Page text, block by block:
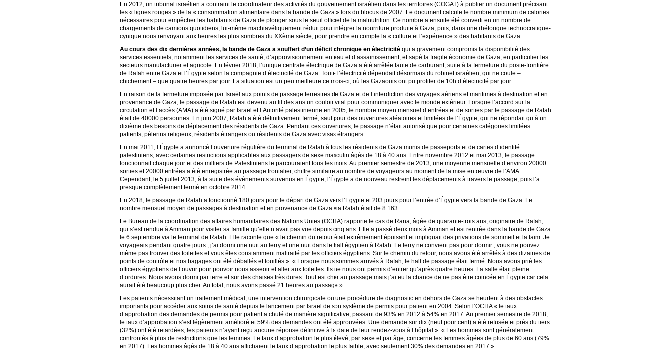
En 2012, un tribunal israélien a contraint le coordinateur des activités du gouvernement israélien dans les territoires (COGAT) à publier un document précisant
les « lignes rouges » de la « consommation alimentaire dans la bande de Gaza » lors du blocus de 2007. Le document calcule le nombre minimum de calories
nécessaires pour empêcher les habitants de Gaza de plonger sous le seuil officiel de la malnutrition. Ce nombre a ensuite été converti en un nombre de
chargements de camions quotidiens, lui-même machiavéliquement réduit pour intégrer la nourriture produite à Gaza, puis, dans une rhétorique technocratique-
cynique nous renvoyant aux heures les plus sombres du XXème siècle, pour prendre en compte la « culture et l’expérience » des habitants de Gaza.
Au cours des dix dernières années, la bande de Gaza a souffert d’un déficit chronique en électricité qui a gravement compromis la disponibilité des
services essentiels, notamment les services de santé, d’approvisionnement en eau et d’assainissement, et sapé la fragile économie de Gaza, en particulier les
secteurs manufacturier et agricole. En février 2018, l’unique centrale électrique de Gaza a été arrêtée faute de carburant, suite à la fermeture du poste-frontière
de Rafah entre Gaza et l’Égypte selon la compagnie d’électricité de Gaza. Toute l’électricité dépendait désormais du robinet israélien, qui ne coule –
chichement – que quatre heures par jour. La situation est un peu meilleure ce mois-ci, où les Gazaouis ont pu profiter de 10h d’électricité par jour.
En raison de la fermeture imposée par Israël aux points de passage terrestres de Gaza et de l’interdiction des voyages aériens et maritimes à destination et en
provenance de Gaza, le passage de Rafah est devenu au fil des ans un couloir vital pour communiquer avec le monde extérieur. Lorsque l’accord sur la
circulation et l’accès (AMA) a été signé par Israël et l’Autorité palestinienne en 2005, le nombre moyen mensuel d’entrées et de sorties par le passage de Rafah
était de 40000 personnes. En juin 2007, Rafah a été définitivement fermé, sauf pour des ouvertures aléatoires et limitées de l’Égypte, qui ne répondait qu’à un
dixième des besoins de déplacement des résidents de Gaza. Pendant ces ouvertures, le passage n’était autorisé que pour certaines catégories limitées :
patients, pèlerins religieux, résidents étrangers ou résidents de Gaza avec visas étrangers.
En mai 2011, l’Égypte a annoncé l’ouverture régulière du terminal de Rafah à tous les résidents de Gaza munis de passeports et de cartes d’identité
palestiniens, avec certaines restrictions applicables aux passagers de sexe masculin âgés de 18 à 40 ans. Entre novembre 2012 et mai 2013, le passage
fonctionnait chaque jour et des milliers de Palestiniens le parcouraient tous les mois. Au premier semestre de 2013, une moyenne mensuelle d’environ 20000
sorties et 20000 entrées a été enregistrée au passage frontalier, chiffre similaire au nombre de voyageurs au moment de la mise en œuvre de l’AMA.
Cependant, le 5 juillet 2013, à la suite des événements survenus en Égypte, l’Égypte a de nouveau restreint les déplacements à travers le passage, puis l’a
presque complètement fermé en octobre 2014.
En 2018, le passage de Rafah a fonctionné 180 jours pour le départ de Gaza vers l’Egypte et 203 jours pour l’entrée d’Égypte vers la bande de Gaza. Le
nombre mensuel moyen de passages à destination et en provenance de Gaza via Rafah était de 8 163.
Le Bureau de la coordination des affaires humanitaires des Nations Unies (OCHA) rapporte le cas de Rana, âgée de quarante-trois ans, originaire de Rafah,
qui s’est rendue à Amman pour visiter sa famille qu’elle n’avait pas vue depuis cinq ans. Elle a passé deux mois à Amman et est rentrée dans la bande de Gaza
le 6 septembre via le terminal de Rafah. Elle raconte que « le chemin du retour était extrêmement épuisant et impliquait des privations de sommeil et la faim. Je
voyageais pendant quatre jours ; j’ai dormi une nuit au ferry et une nuit dans le hall égyptien à Rafah. Le ferry ne convient pas pour dormir ; vous ne pouvez
même pas trouver des toilettes et vous êtes constamment maltraité par les officiers égyptiens. Sur le chemin du retour, nous avons été arrêtés à des dizaines de
points de contrôle et nos bagages ont été déballés et fouillés ». « Lorsque nous sommes arrivés à Rafah, le hall de passage était fermé. Nous avons prié les
officiers égyptiens de l’ouvrir pour pouvoir nous asseoir et aller aux toilettes. Ils ne nous ont permis d’entrer qu’après quatre heures. La salle était pleine
d’ordures. Nous avons dormi par terre et sur des chaises très dures. Tout est cher au passage mais j’ai eu la chance de ne pas être coincée en Égypte car cela
aurait été beaucoup plus cher. Au total, nous avons passé 21 heures au passage ».
Les patients nécessitant un traitement médical, une intervention chirurgicale ou une procédure de diagnostic en dehors de Gaza se heurtent à des obstacles
importants pour accéder aux soins de santé depuis le lancement par Israël de son système de permis pour patient en 2004. Selon l’OCHA « le taux
d’approbation des demandes de permis pour patient a chuté de manière significative, passant de 93% en 2012 à 54% en 2017. Au premier semestre de 2018,
le taux d’approbation s’est légèrement amélioré et 59% des demandes ont été approuvées. Une demande sur dix (neuf pour cent) a été refusée et près du tiers
(32%) ont été retardées, les patients n’ayant reçu aucune réponse définitive à la date de leur rendez-vous à l’hôpital ». « Les hommes sont généralement
confrontés à plus de restrictions que les femmes. Le taux d’approbation le plus élevé, par sexe et par âge, concerne les femmes âgées de plus de 60 ans (79%
en 2017). Les hommes âgés de 18 à 40 ans affichaient le taux d’approbation le plus faible, avec seulement 30% des demandes en 2017 ».